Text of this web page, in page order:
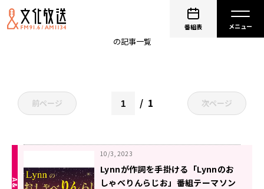
番組表
Lynnのおしゃべりんらじお
の記事一覧
前ページ 1 次ページ
10/3, 2023
Lynnが作詞を手掛ける「Lynnのお
しゃべりんらじお」番組テーマソン